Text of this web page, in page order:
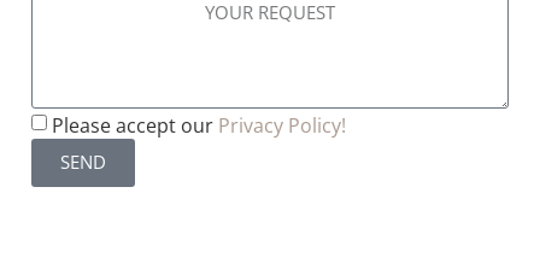
Please accept our Privacy Policy!
SEND